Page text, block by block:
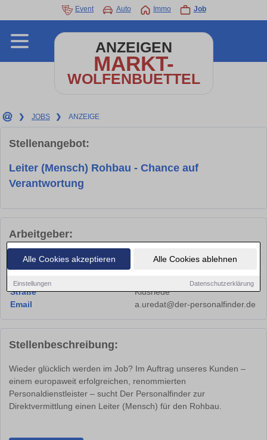
Alle Cookies akzeptieren Alle Cookies ablehnen
Einstellungen Datenschutzerklärung
Event Auto Immo Job
ANZEIGEN
MARKT-
WOLFENBUETTEL
❯ JOBS ❯ ANZEIGE
Stellenangebot:
Leiter (Mensch) Rohbau - Chance auf
Verantwortung
Arbeitgeber:
Ort
Braunschweig 38104
Straße
Klusriede
Email
a.uredat@der-personalfinder.de
Stellenbeschreibung:
Wieder glücklich werden im Job? Im Auftrag unseres Kunden –
einem europaweit erfolgreichen, renommierten
Personaldienstleister – sucht Der Personalfinder zur
Direktvermittlung einen Leiter (Mensch) für den Rohbau.